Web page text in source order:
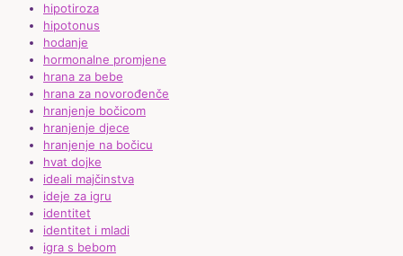
hipotiroza
hipotonus
hodanje
hormonalne promjene
hrana za bebe
hrana za novorođenče
hranjenje bočicom
hranjenje djece
hranjenje na bočicu
hvat dojke
ideali majčinstva
ideje za igru
identitet
identitet i mladi
igra s bebom